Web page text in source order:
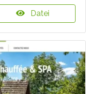
Datei